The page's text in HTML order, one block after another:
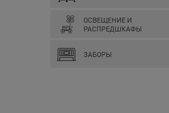
ОСВЕЩЕНИЕ И
РАСПРЕДШКАФЫ
ЗАБОРЫ